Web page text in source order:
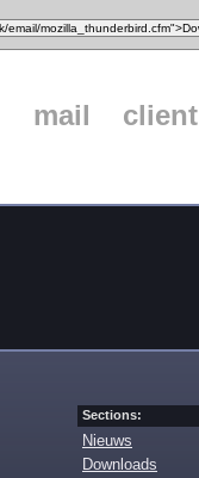
mail
client
Sections:
Nieuws
Downloads